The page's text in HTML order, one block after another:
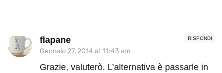
RISPONDI
flapane
Gennaio 27, 2014 at 11:43 am
Grazie, valuterò. L’alternativa è passarle in